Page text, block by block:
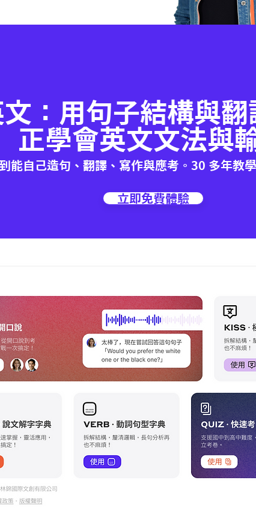
：用句子結構與翻
正學會英文文法與
能自己造句、翻譯、寫作與應考。30 多年教
立即免費體驗